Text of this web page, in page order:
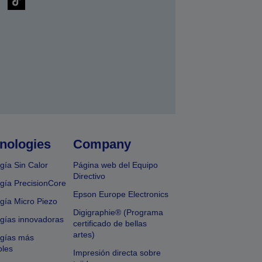
Sin Calor
PrecisionCore
Micro Piezo
innovadoras
más
Company
Página web del Equipo
Directivo
Epson Europe Electronics
Digigraphie® (Programa
certificado de bellas
artes)
Impresión directa sobre